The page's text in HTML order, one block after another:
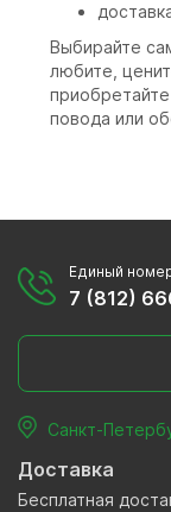
Выбирайте
любите,
повода или
Единый
7 (812)
Санкт-
Доставка
Бесплатная